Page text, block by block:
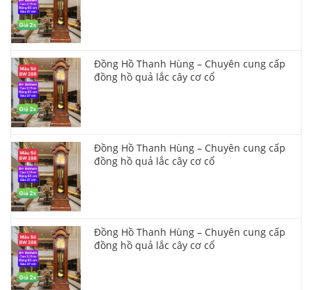
Đồng Hồ Thanh Hùng – Chuyên cung cấp
đồng hồ quả lắc cây cơ cổ
Đồng Hồ Thanh Hùng – Chuyên cung cấp
đồng hồ quả lắc cây cơ cổ
Đồng Hồ Thanh Hùng – Chuyên cung cấp
đồng hồ quả lắc cây cơ cổ